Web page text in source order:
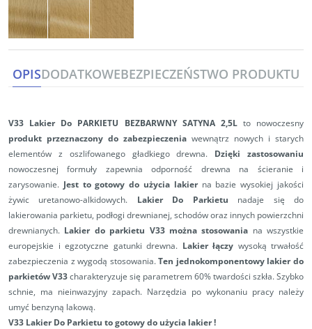
OPISDODATKOWEBEZPIECZEŃSTWO PRODUKTU
V33 Lakier Do PARKIETU BEZBARWNY SATYNA 2,5L to nowoczesny
produkt przeznaczony do zabezpieczenia wewnątrz nowych i starych
elementów z oszlifowanego gładkiego drewna. Dzięki zastosowaniu
nowoczesnej formuły zapewnia odporność drewna na ścieranie i
zarysowanie. Jest to gotowy do użycia lakier na bazie wysokiej jakości
żywic uretanowo-alkidowych. Lakier Do Parkietu nadaje się do
lakierowania parkietu, podłogi drewnianej, schodów oraz innych powierzchni
drewnianych. Lakier do parkietu V33 można stosowania na wszystkie
europejskie i egzotyczne gatunki drewna. Lakier łączy wysoką trwałość
zabezpieczenia z wygodą stosowania.Ten jednokomponentowy lakier do
parkietów V33charakteryzuje się parametrem 60% twardości szkła. Szybko
schnie, ma nieinwazyjny zapach. Narzędzia po wykonaniu pracy należy
umyć benzyną lakową.
V33 Lakier Do Parkietu to gotowy do użycia lakier !